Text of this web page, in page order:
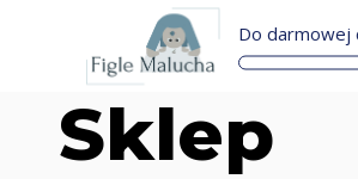
Do darmowej
Sklep